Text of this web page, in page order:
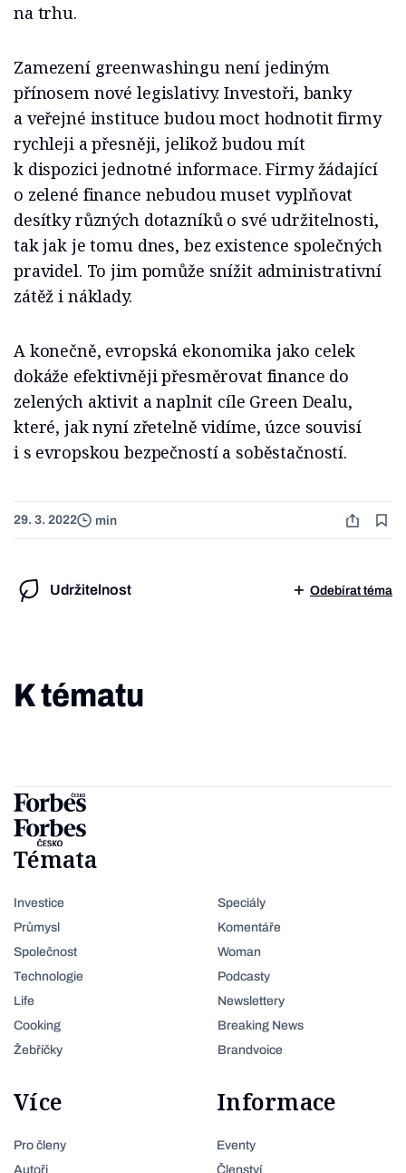
na trhu.
Zamezení greenwashingu není jediným
přínosem nové legislativy. Investoři, banky
a veřejné instituce budou moct hodnotit firmy
rychleji a přesněji, jelikož budou mít
k dispozici jednotné informace. Firmy žádající
o zelené finance nebudou muset vyplňovat
desítky různých dotazníků o své udržitelnosti,
tak jak je tomu dnes, bez existence společných
pravidel. To jim pomůže snížit administrativní
zátěž i náklady.
A konečně, evropská ekonomika jako celek
dokáže efektivněji přesměrovat finance do
zelených aktivit a naplnit cíle Green Dealu,
které, jak nyní zřetelně vidíme, úzce souvisí
i s evropskou bezpečností a soběstačností.
29. 3. 2022 min
Udržitelnost Odebírat téma
K tématu
Témata
Investice
Průmysl
Společnost
Technologie
Life
Cooking
Žebříčky
Speciály
Komentáře
Woman
Podcasty
Newslettery
Breaking News
Brandvoice
Více
Pro členy
Autoři
Informace
Eventy
Členství